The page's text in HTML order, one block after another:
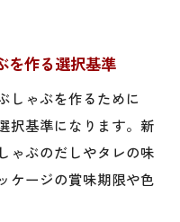
を作る選択基準
しゃぶを作るために
択基準になります。新
ゃぶのだしやタレの味
ケージの賞味期限や色